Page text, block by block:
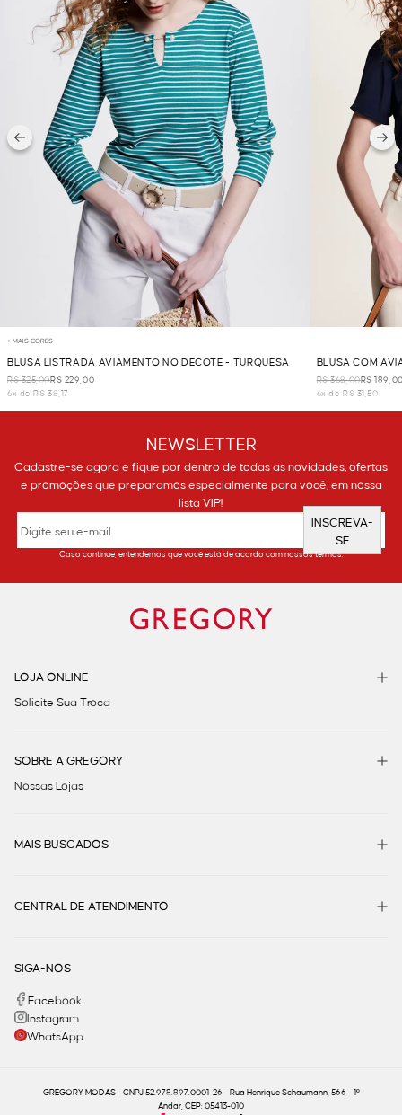
+ MAIS CORES
BLUSA LISTRADA AVIAMENTO NO DECOTE - TURQUESA
R$ 325,00R$ 229,00
6x de R$ 38,17
BLUSA COM
R$ 368,00R$
6x de R$ 31,50
NEWSLETTER
Cadastre-se agora e fique por dentro de todas as novidades, ofertas
e promoções que preparamos especialmente para você, em nossa
lista VIP!
INSCREVA-
SE
Caso continue, entendemos que você está de acordo com nossos termos.
LOJA ONLINE
Solicite Sua Troca
SOBRE A GREGORY
Nossas Lojas
MAIS BUSCADOS
CENTRAL DE ATENDIMENTO
SIGA-NOS
Facebook
Instagram
WhatsApp
GREGORY MODAS - CNPJ 52.978.897.0001-26 - Rua Henrique Schaumann, 566 - 1º
Andar, CEP: 05413-010